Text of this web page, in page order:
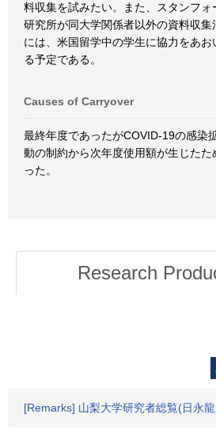
料収集を試みたい。また、スタンフォ
研究所が同大学関係者以外の資料収集
には、米国留学中の学生に協力をあ
る予定である。
Causes of Carryover
最終年度であったがCOVID-19の感染
動の制約から次年度使用額が生じたた
った。
Research
[Remarks] 山梨大学研究者総覧(日永